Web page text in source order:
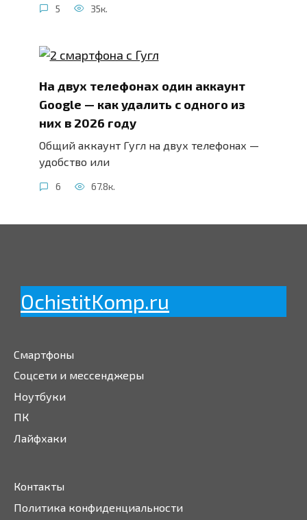
5 35к.
На двух телефонах один аккаунт
Google — как удалить с одного из
них в 2026 году
Общий аккаунт Гугл на двух телефонах —
удобство или
6 67.8к.
OchistitKomp.ru
Смартфоны
Соцсети и мессенджеры
Ноутбуки
ПК
Лайфхаки
Контакты
Политика конфиденциальности